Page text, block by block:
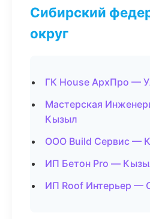
Сибирский
округ
ГК House АрхПро —
Мастерская
Кызыл
ООО Build Сервис —
ИП Бетон Pro —
ИП Roof Интерьер —